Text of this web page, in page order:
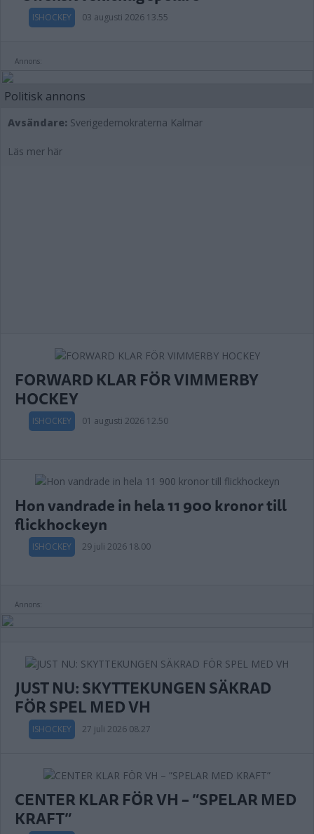
ISHOCKEY 03 augusti 2026 13.55
Annons:
Politisk annons
Avsändare: Sverigedemokraterna Kalmar
Läs mer här
FORWARD KLAR FÖR VIMMERBY
HOCKEY
ISHOCKEY 01 augusti 2026 12.50
Hon vandrade in hela 11 900 kronor till
flickhockeyn
ISHOCKEY 29 juli 2026 18.00
Annons:
JUST NU: SKYTTEKUNGEN SÄKRAD
FÖR SPEL MED VH
ISHOCKEY 27 juli 2026 08.27
CENTER KLAR FÖR VH – ”SPELAR MED
KRAFT”